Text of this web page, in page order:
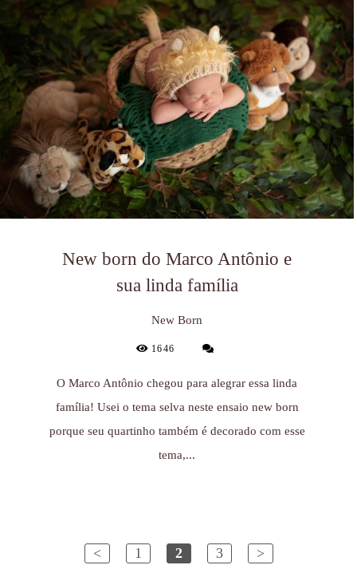
New born do Marco Antônio e
sua linda família
New Born
1646
O Marco Antônio chegou para alegrar essa linda
família! Usei o tema selva neste ensaio new born
porque seu quartinho também é decorado com esse
tema,...
< 1 2 3 >